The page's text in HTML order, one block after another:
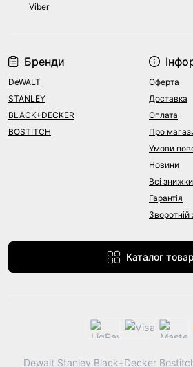
Бренди
DeWALT
STANLEY
BLACK+DECKER
BOSTITCH
Оферта
Доставка
Оплата
Про
Умови
Новини
Всі знижки
Гарантія
Зворотній
Каталог
Viber
Dewalt Stanley Black+Decker